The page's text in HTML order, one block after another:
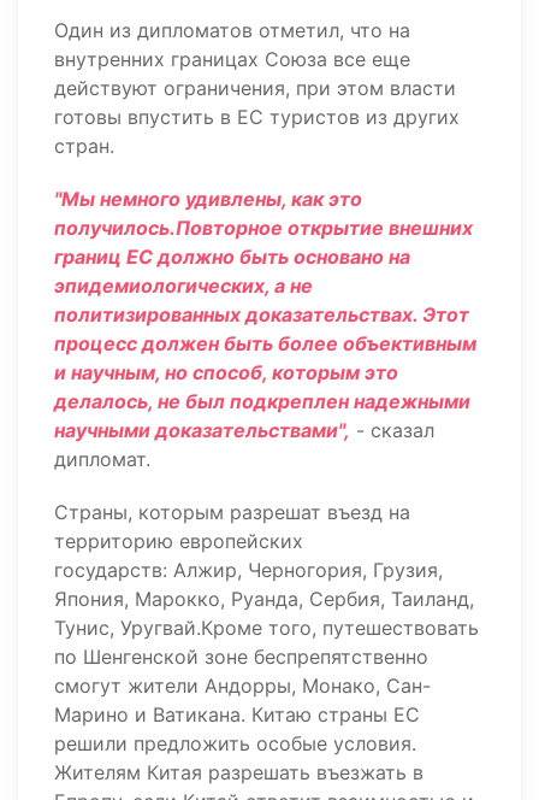
Один из дипломатов отметил, что на
внутренних границах Союза все еще
действуют ограничения, при этом власти
готовы впустить в ЕС туристов из других
стран.
"Мы немного удивлены, как это
получилось.Повторное открытие внешних
границ ЕС должно быть основано на
эпидемиологических, а не
политизированных доказательствах. Этот
процесс должен быть более объективным
и научным, но способ, которым это
делалось, не был подкреплен надежными
научными доказательствами", - сказал
дипломат.
Страны, которым разрешат въезд на
территорию европейских
государств: Алжир, Черногория, Грузия,
Япония, Марокко, Руанда, Сербия, Таиланд,
Тунис, Уругвай.Кроме того, путешествовать
по Шенгенской зоне беспрепятственно
смогут жители Андорры, Монако, Сан-
Марино и Ватикана. Китаю страны ЕС
решили предложить особые условия.
Жителям Китая разрешать въезжать в